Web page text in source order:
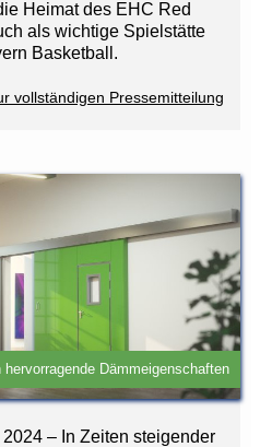
Heimat des EHC Red
als wichtige Spielstätte
Basketball.
vollständigen Pressemitteilung
hervorragende Dämmeigenschaften
– In Zeiten steigender